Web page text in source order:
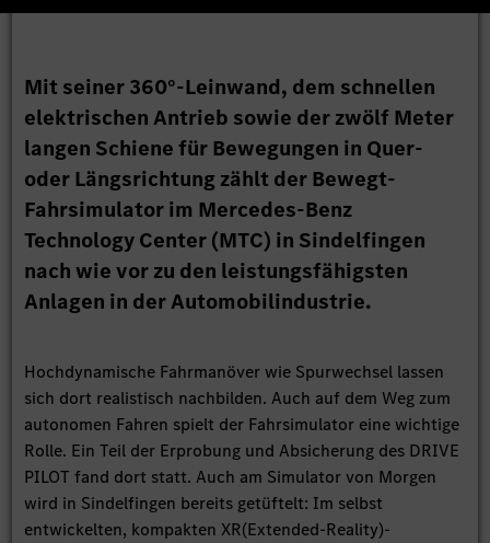
Mit seiner 360°-Leinwand, dem schnellen
elektrischen Antrieb sowie der zwölf Meter
langen Schiene für Bewegungen in Quer-
oder Längsrichtung zählt der Bewegt-
Fahrsimulator im Mercedes-Benz
Technology Center (MTC) in Sindelfingen
nach wie vor zu den leistungsfähigsten
Anlagen in der Automobilindustrie.
Hochdynamische Fahrmanöver wie Spurwechsel lassen
sich dort realistisch nachbilden. Auch auf dem Weg zum
autonomen Fahren spielt der Fahrsimulator eine wichtige
Rolle. Ein Teil der Erprobung und Absicherung des DRIVE
PILOT fand dort statt. Auch am Simulator von Morgen
wird in Sindelfingen bereits getüftelt: Im selbst
entwickelten, kompakten XR(Extended-Reality)-